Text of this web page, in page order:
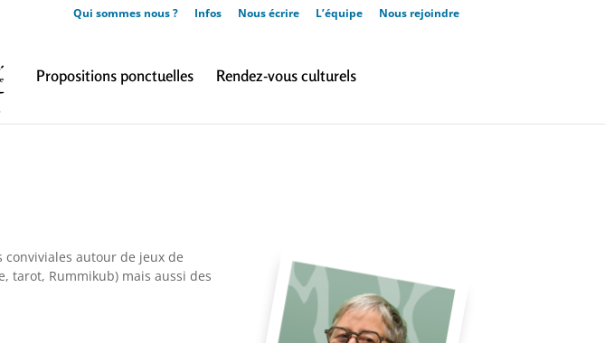
Qui sommes nous ? Infos Nous écrire L’équipe Nous rejoindre
Propositions ponctuelles Rendez-vous culturels
autour de jeux de
tarot, Rummikub) mais aussi des